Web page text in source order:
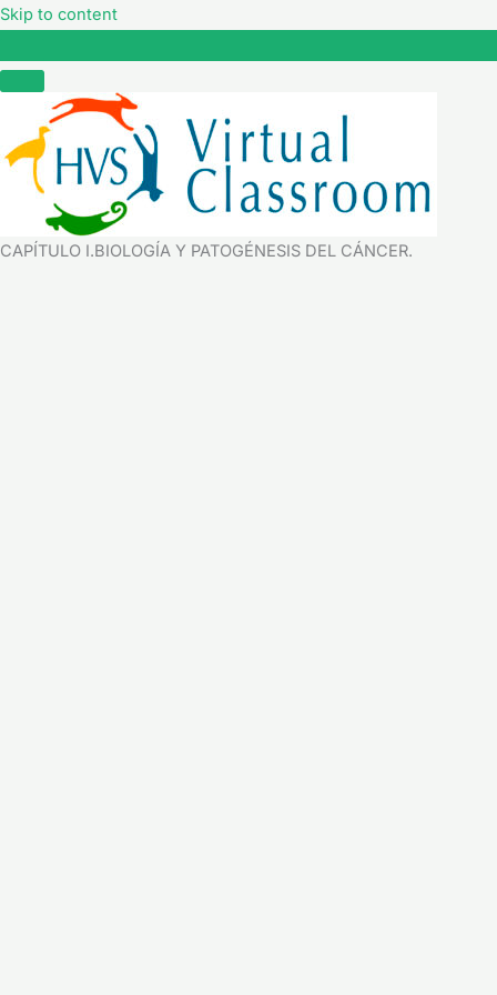
Skip to content
CAPÍTULO I.BIOLOGÍA Y PATOGÉNESIS DEL CÁNCER.